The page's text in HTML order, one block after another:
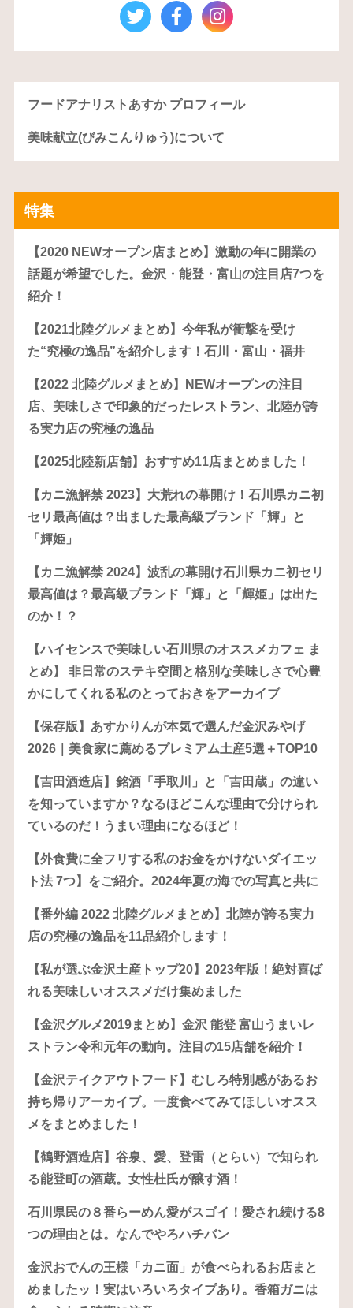
フードアナリストあすか プロフィール
美味献立(びみこんりゅう)について
特集
【2020 NEWオープン店まとめ】激動の年に開業の
話題が希望でした。金沢・能登・富山の注目店7つを
紹介！
【2021北陸グルメまとめ】今年私が衝撃を受け
た“究極の逸品”を紹介します！石川・富山・福井
【2022 北陸グルメまとめ】NEWオープンの注目
店、美味しさで印象的だったレストラン、北陸が誇
る実力店の究極の逸品
【2025北陸新店舗】おすすめ11店まとめました！
【カニ漁解禁 2023】大荒れの幕開け！石川県カニ初
セリ最高値は？出ました最高級ブランド「輝」と
「輝姫」
【カニ漁解禁 2024】波乱の幕開け石川県カニ初セリ
最高値は？最高級ブランド「輝」と「輝姫」は出た
のか！？
【ハイセンスで美味しい石川県のオススメカフェ ま
とめ】 非日常のステキ空間と格別な美味しさで心豊
かにしてくれる私のとっておきをアーカイブ
【保存版】あすかりんが本気で選んだ金沢みやげ
2026｜美食家に薦めるプレミアム土産5選＋TOP10
【吉田酒造店】銘酒「手取川」と「吉田蔵」の違い
を知っていますか？なるほどこんな理由で分けられ
ているのだ！うまい理由になるほど！
【外食費に全フリする私のお金をかけないダイエッ
ト法 7つ】をご紹介。2024年夏の海での写真と共に
【番外編 2022 北陸グルメまとめ】北陸が誇る実力
店の究極の逸品を11品紹介します！
【私が選ぶ金沢土産トップ20】2023年版！絶対喜ば
れる美味しいオススメだけ集めました
【金沢グルメ2019まとめ】金沢 能登 富山うまいレ
ストラン令和元年の動向。注目の15店舗を紹介！
【金沢テイクアウトフード】むしろ特別感があるお
持ち帰りアーカイブ。一度食べてみてほしいオスス
メをまとめました！
【鶴野酒造店】谷泉、愛、登雷（とらい）で知られ
る能登町の酒蔵。女性杜氏が醸す酒！
石川県民の８番らーめん愛がスゴイ！愛され続ける8
つの理由とは。なんでやろハチバン
金沢おでんの王様「カニ面」が食べられるお店まと
めましたッ！実はいろいろタイプあり。香箱ガニは